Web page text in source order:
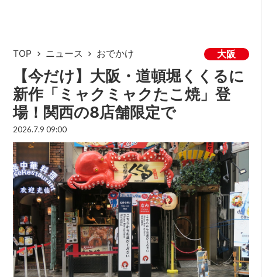
TOP ニュース おでかけ 大阪
【今だけ】大阪・道頓堀くくるに
新作「ミャクミャクたこ焼」登
場！関西の8店舗限定で
2026.7.9 09:00